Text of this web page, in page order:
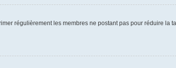
régulièrement les membres ne postant pas pour réduire la